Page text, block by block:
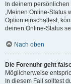
In deinem
„Meinen Online-Status
Option einschaltest,
deinen Online-Status
Nach oben
Die Forenuhr geht
Möglicherweise
In diesem Fall solltest